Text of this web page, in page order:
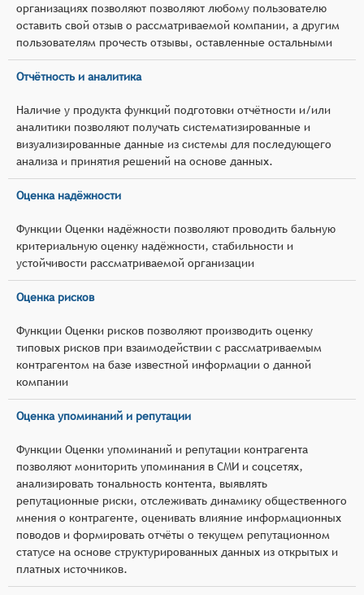
организациях позволяют позволяют любому пользователю
оставить свой отзыв о рассматриваемой компании, а другим
пользователям прочесть отзывы, оставленные остальными
Отчётность и аналитика
Наличие у продукта функций подготовки отчётности и/или
аналитики позволяют получать систематизированные и
визуализированные данные из системы для последующего
анализа и принятия решений на основе данных.
Оценка надёжности
Функции Оценки надёжности позволяют проводить бальную
критериальную оценку надёжности, стабильности и
устойчивости рассматриваемой организации
Оценка рисков
Функции Оценки рисков позволяют производить оценку
типовых рисков при взаимодействии с рассматриваемым
контрагентом на базе известной информации о данной
компании
Оценка упоминаний и репутации
Функции Оценки упоминаний и репутации контрагента
позволяют мониторить упоминания в СМИ и соцсетях,
анализировать тональность контента, выявлять
репутационные риски, отслеживать динамику общественного
мнения о контрагенте, оценивать влияние информационных
поводов и формировать отчёты о текущем репутационном
статусе на основе структурированных данных из открытых и
платных источников.